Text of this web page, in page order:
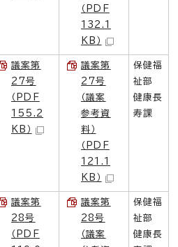
（PDF
132.1
KB）
議案第
27号
（PDF
155.2
KB）
議案第
27号
（議案
参考資
料）
（PDF
121.1
KB）
保健福
祉部
健康長
寿課
議案第
28号
（PDF
議案第
28号
（議案
保健福
祉部
健康長